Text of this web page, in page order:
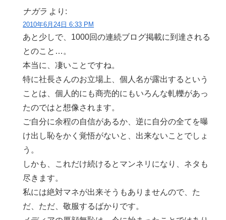
ナガラ より:
2010年6月24日 6:33 PM
あと少しで、1000回の連続ブログ掲載に到達される
とのこと…。
本当に、凄いことですね。
特に社長さんのお立場上、個人名が露出するという
ことは、個人的にも商売的にもいろんな軋轢があっ
たのではと想像されます。
ご自分に余程の自信があるか、逆に自分の全てを曝
け出し恥をかく覚悟がないと、出来ないことでしょ
う。
しかも、これだけ続けるとマンネリになり、ネタも
尽きます。
私には絶対マネが出来そうもありませんので、た
だ、ただ、敬服するばかりです。